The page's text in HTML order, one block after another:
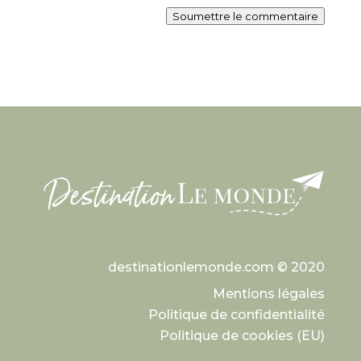
Soumettre le commentaire
destinationlemonde.com © 2020
Mentions légales
Politique de confidentialité
Politique de cookies (EU)